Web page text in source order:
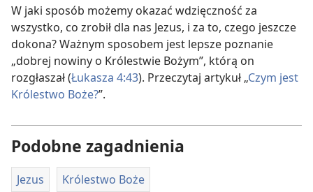
W jaki sposób możemy okazać wdzięczność za
wszystko, co zrobił dla nas Jezus, i za to, czego jeszcze
dokona? Ważnym sposobem jest lepsze poznanie
„dobrej nowiny o Królestwie Bożym”, którą on
rozgłaszał (Łukasza 4:43). Przeczytaj artykuł „Czym jest
Królestwo Boże?”.
Podobne zagadnienia
Jezus Królestwo Boże